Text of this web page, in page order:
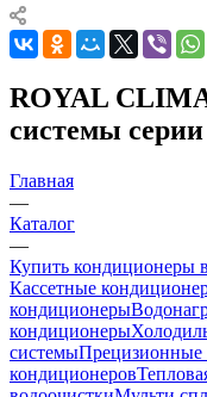
ROYAL
системы
Главная
—
Каталог
—
Купить кондиционеры
Кассетные
кондиционеры
кондиционеры
системыПрецизионные
кондиционеров